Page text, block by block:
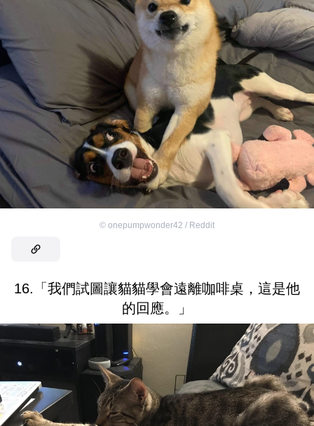
© onepumpwonder42 / Reddit
16.「我們試圖讓貓貓學會遠離咖啡桌，這是他
的回應。」